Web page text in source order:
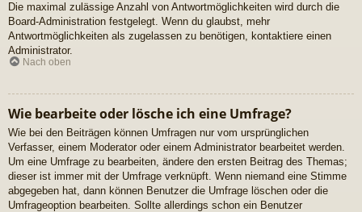
Die maximal zulässige Anzahl von Antwortmöglichkeiten wird durch die
Board-Administration festgelegt. Wenn du glaubst, mehr
Antwortmöglichkeiten als zugelassen zu benötigen, kontaktiere einen
Administrator.
Nach oben
Wie bearbeite oder lösche ich eine Umfrage?
Wie bei den Beiträgen können Umfragen nur vom ursprünglichen
Verfasser, einem Moderator oder einem Administrator bearbeitet werden.
Um eine Umfrage zu bearbeiten, ändere den ersten Beitrag des Themas;
dieser ist immer mit der Umfrage verknüpft. Wenn niemand eine Stimme
abgegeben hat, dann können Benutzer die Umfrage löschen oder die
Umfrageoption bearbeiten. Sollte allerdings schon ein Benutzer